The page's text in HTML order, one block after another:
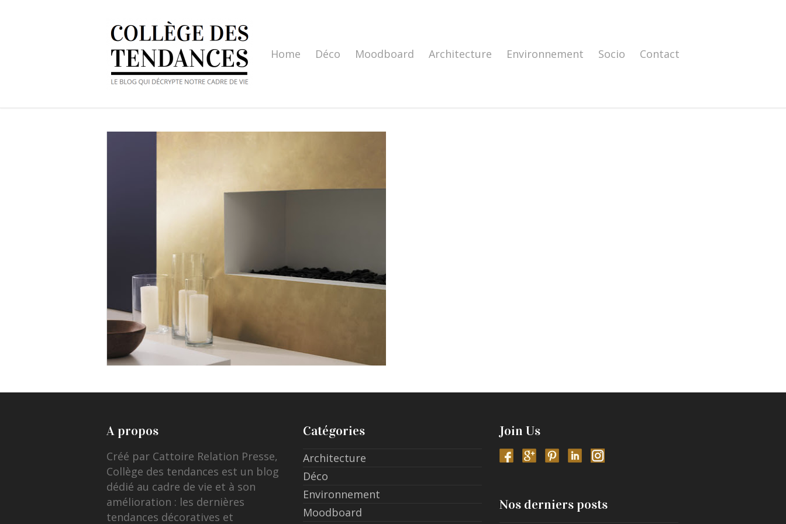
Home Déco Moodboard Architecture Environnement Socio Contact
A propos
Créé par Cattoire Relation Presse,
Collège des tendances est un blog
dédié au cadre de vie et à son
amélioration : les dernières
tendances décoratives et
Catégories
Architecture
Déco
Environnement
Moodboard
Join Us
Nos derniers posts